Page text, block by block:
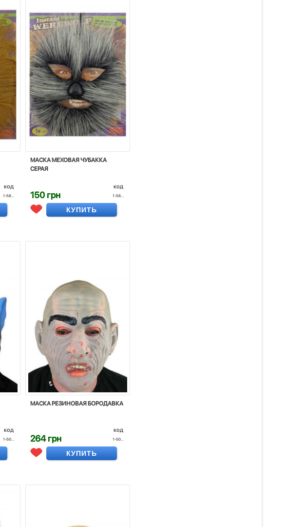
код
1-58...
МАСКА МЕХОВАЯ ЧУБАККА
СЕРАЯ
150 грн
код
1-58...
КУПИТЬ
код
1-50...
МАСКА РЕЗИНОВАЯ БОРОДАВКА
264 грн
код
1-50...
КУПИТЬ